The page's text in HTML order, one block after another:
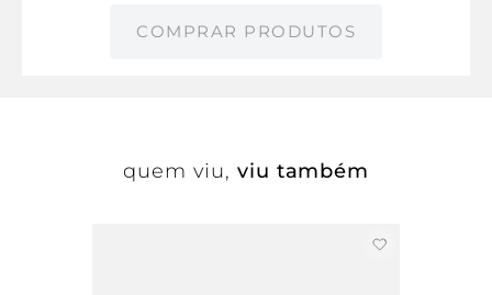
COMPRAR PRODUTOS
quem viu, viu também